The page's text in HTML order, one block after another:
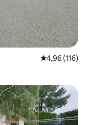
Évaluation
4,96 (116)